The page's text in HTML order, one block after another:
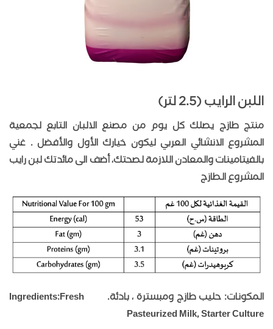
اللبن الرايب (2.5 لتر)
منتج طازج يصلك كل يوم من مصنع الالبان التابع لجمعية
المشروع الانشائي العربي ليكون خيارك الأول والأفضل . غني
بالفيتامينات والمعادن اللازمة لصحتك، أضف الى مائدتك لبن رايب
المشروع الطازج
المكونات: حليب طازج ومبسترة ، بادئة. Ingredients:Fresh
Pasteurized Milk, Starter Culture